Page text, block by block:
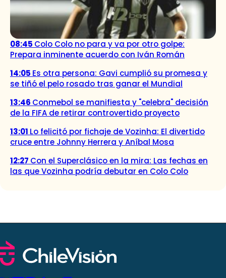
08:45 Colo Colo no para y va por otro golpe:
Prepara inminente acuerdo con Iván Román
14:05 Es otra persona: Gavi cumplió su promesa y
se tiñó el pelo rosado tras ganar el Mundial
13:46 Conmebol se manifiesta y "celebra" decisión
de la FIFA de retirar controvertido proyecto
13:01 Lo felicitó por fichaje de Vozinha: El divertido
cruce entre Johnny Herrera y Aníbal Mosa
12:27 Con el Superclásico en la mira: Las fechas en
las que Vozinha podría debutar en Colo Colo